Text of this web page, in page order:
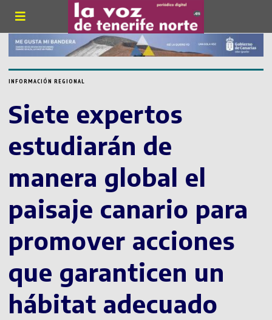
INFORMACIÓN REGIONAL
Siete expertos
estudiarán de
manera global el
paisaje canario para
promover acciones
que garanticen un
hábitat adecuado